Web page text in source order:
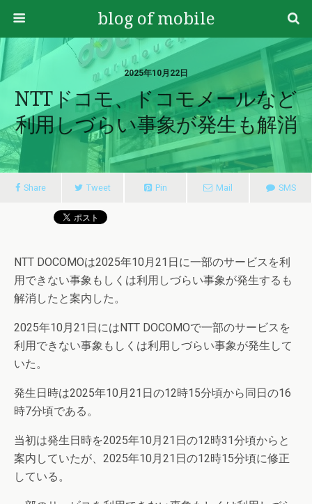
blog of mobile
2025年10月22日
NTTドコモ、ドコモメールなど
利用しづらい事象が発生も解消
Share Tweet Pin Mail SMS
NTT DOCOMOは2025年10月21日に一部のサービスを利
用できない事象もしくは利用しづらい事象が発生するも
解消したと案内した。
2025年10月21日にはNTT DOCOMOで一部のサービスを
利用できない事象もしくは利用しづらい事象が発生して
いた。
発生日時は2025年10月21日の12時15分頃から同日の16
時7分頃である。
当初は発生日時を2025年10月21日の12時31分頃からと
案内していたが、2025年10月21日の12時15分頃に修正
している。